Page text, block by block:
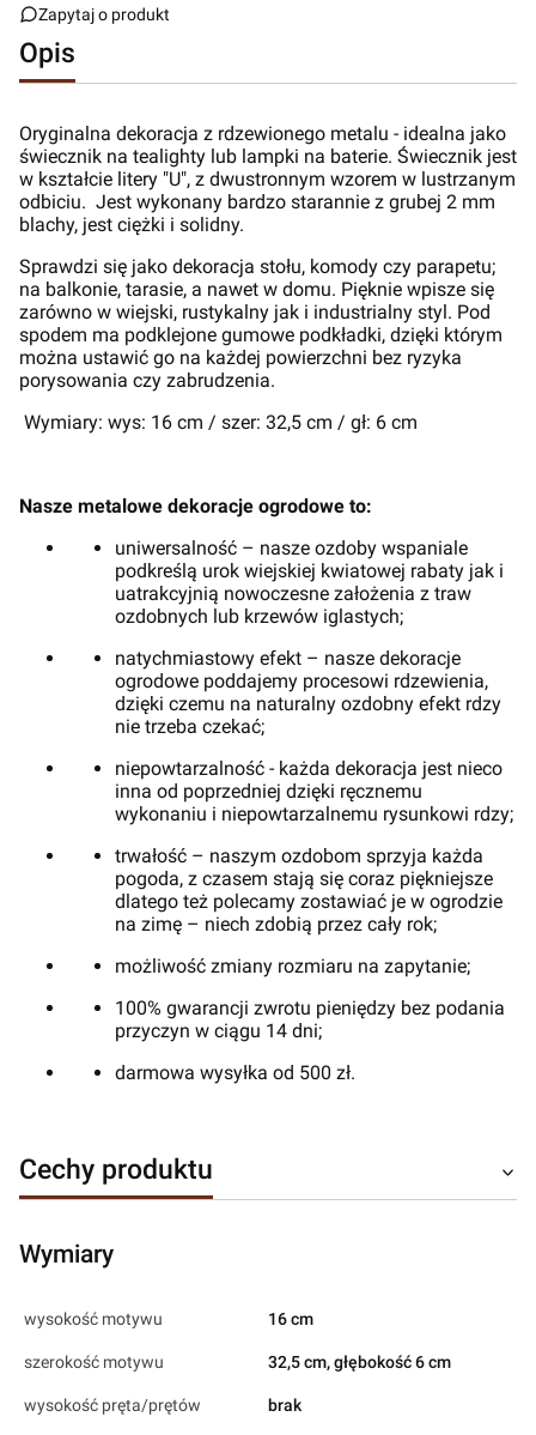
Zapytaj o produkt
Opis
Oryginalna dekoracja z rdzewionego metalu - idealna jako
świecznik na tealighty lub lampki na baterie. Świecznik jest
w kształcie litery "U", z dwustronnym wzorem w lustrzanym
odbiciu. Jest wykonany bardzo starannie z grubej 2 mm
blachy, jest ciężki i solidny.
Sprawdzi się jako dekoracja stołu, komody czy parapetu;
na balkonie, tarasie, a nawet w domu. Pięknie wpisze się
zarówno w wiejski, rustykalny jak i industrialny styl. Pod
spodem ma podklejone gumowe podkładki, dzięki którym
można ustawić go na każdej powierzchni bez ryzyka
porysowania czy zabrudzenia.
Wymiary: wys: 16 cm / szer: 32,5 cm / gł: 6 cm
Nasze metalowe dekoracje ogrodowe to:
uniwersalność – nasze ozdoby wspaniale
podkreślą urok wiejskiej kwiatowej rabaty jak i
uatrakcyjnią nowoczesne założenia z traw
ozdobnych lub krzewów iglastych;
natychmiastowy efekt – nasze dekoracje
ogrodowe poddajemy procesowi rdzewienia,
dzięki czemu na naturalny ozdobny efekt rdzy
nie trzeba czekać;
niepowtarzalność - każda dekoracja jest nieco
inna od poprzedniej dzięki ręcznemu
wykonaniu i niepowtarzalnemu rysunkowi rdzy;
trwałość – naszym ozdobom sprzyja każda
pogoda, z czasem stają się coraz piękniejsze
dlatego też polecamy zostawiać je w ogrodzie
na zimę – niech zdobią przez cały rok;
możliwość zmiany rozmiaru na zapytanie;
100% gwarancji zwrotu pieniędzy bez podania
przyczyn w ciągu 14 dni;
darmowa wysyłka od 500 zł.
Cechy produktu
Wymiary
wysokość motywu 16 cm
szerokość motywu 32,5 cm, głębokość 6 cm
wysokość pręta/prętów brak